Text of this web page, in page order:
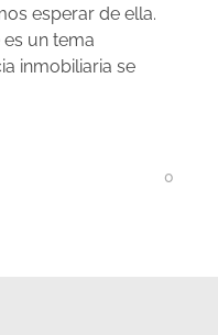
esperar de ella.
un tema
inmobiliaria se
0